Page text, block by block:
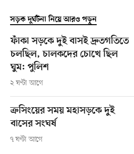
সড়ক দুর্ঘটনা নিয়ে আরও পড়ুন
ফাঁকা সড়কে দুই বাসই দ্রুতগতিতে
চলছিল, চালকদের চোখে ছিল
ঘুম: পুলিশ
২ ঘণ্টা আগে
ক্রসিংয়ের সময় মহাসড়কে দুই
বাসের সংঘর্ষ
৭ ঘণ্টা আগে